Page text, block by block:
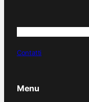
Contatti
Menu